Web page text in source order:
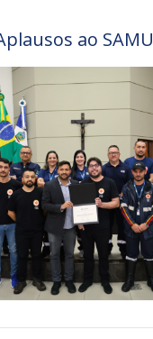
ao SAMU